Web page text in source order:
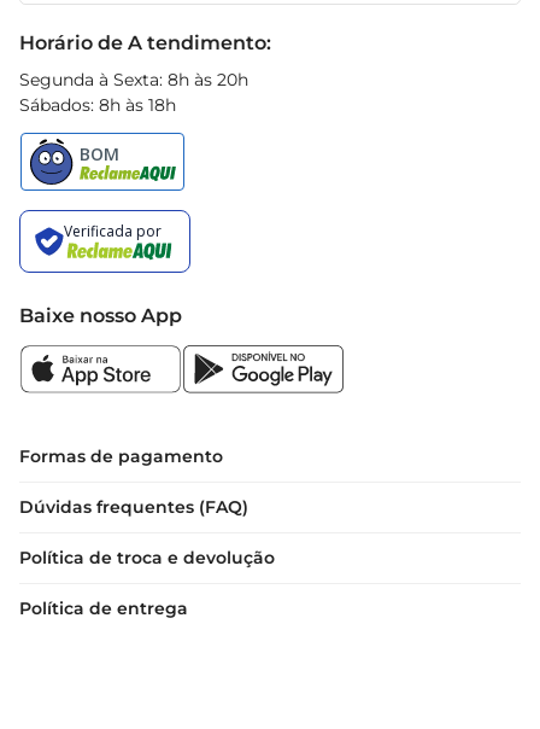
Horário de A tendimento:
Segunda à Sexta: 8h às 20h
Sábados: 8h às 18h
Baixe nosso App
Formas de pagamento
Dúvidas frequentes (FAQ)
Política de troca e devolução
Política de entrega